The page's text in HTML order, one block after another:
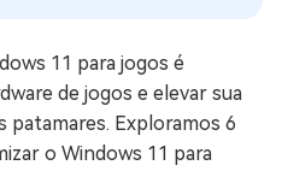
11 para jogos é
de jogos e elevar sua
patamares. Exploramos 6
o Windows 11 para